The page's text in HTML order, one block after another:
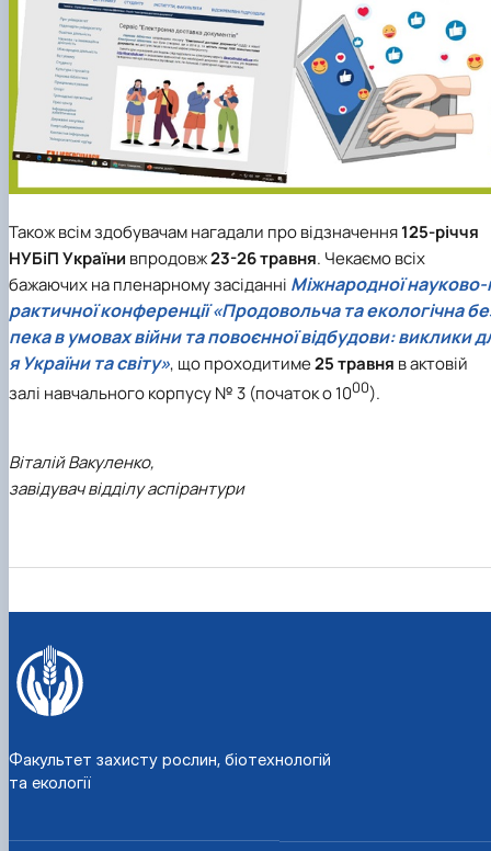
Також всім здобувачам нагадали про відзначення125-річчя
НУБіП України впродовж23-26 травня. Чекаємо всіх
бажаючих на пленарному засіданні Міжнародної
рактичної конференції «Продовольча та екологічна
пека в умовах війни та повоєнної відбудови: виклики
я України та світу», що проходитиме25 травня в актовій
залі навчального корпусу № 3 (початок о 1000).
Віталій Вакуленко,
завідувач відділу аспірантури
Факультет захисту рослин, біотехнологій
та екології